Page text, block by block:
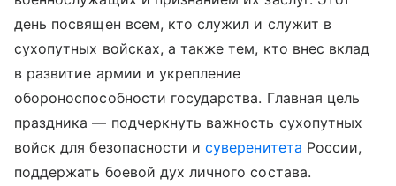
день посвящен всем, кто служил и служит в
сухопутных войсках, а также тем, кто внес вклад
в развитие армии и укрепление
обороноспособности государства. Главная цель
праздника — подчеркнуть важность сухопутных
войск для безопасности исуверенитета России,
поддержать боевой дух личного состава.